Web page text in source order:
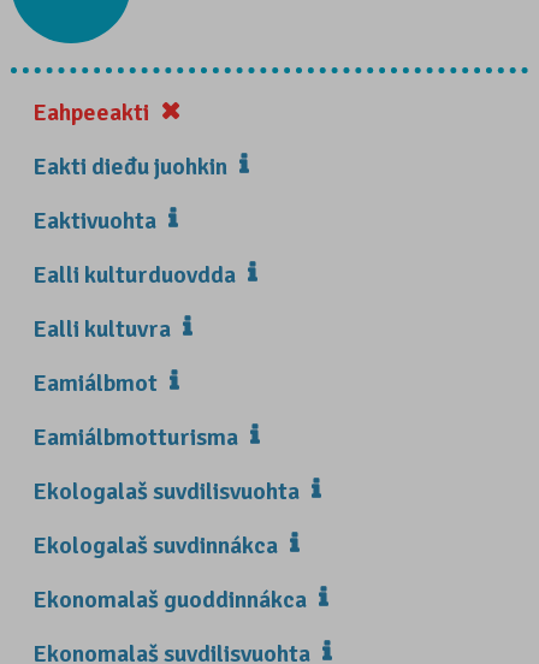
Eahpeeakti
Eakti dieđu juohkin
Eaktivuohta
Ealli kulturduovdda
Ealli kultuvra
Eamiálbmot
Eamiálbmotturisma
Ekologalaš suvdilisvuohta
Ekologalaš suvdinnákca
Ekonomalaš guoddinnákca
Ekonomalaš suvdilisvuohta